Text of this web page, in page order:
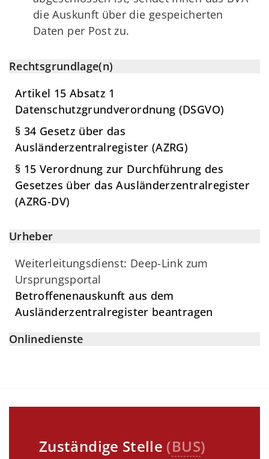
die Auskunft über die gespeicherten
Daten per Post zu.
Rechtsgrundlage(n)
Artikel 15 Absatz 1
Datenschutzgrundverordnung (DSGVO)
§ 34 Gesetz über das
Ausländerzentralregister (AZRG)
§ 15 Verordnung zur Durchführung des
Gesetzes über das Ausländerzentralregister
(AZRG-DV)
Urheber
Weiterleitungsdienst: Deep-Link zum
Ursprungsportal
Betroffenenauskunft aus dem
Ausländerzentralregister beantragen
Onlinedienste
Zuständige Stelle (BUS)